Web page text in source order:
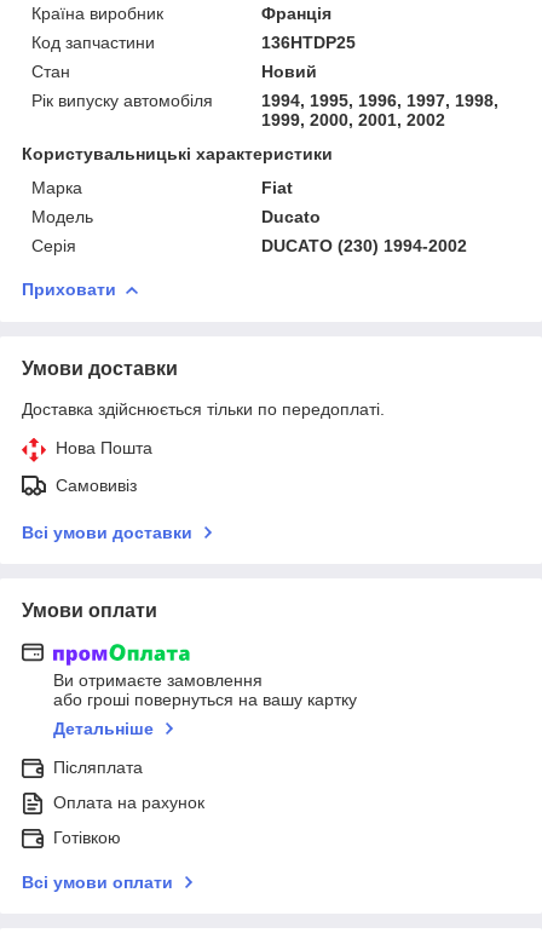
Країна виробник
Франція
Код запчастини
136HTDP25
Стан
Новий
Рік випуску автомобіля
1994, 1995, 1996, 1997, 1998,
1999, 2000, 2001, 2002
Користувальницькі характеристики
Марка
Fiat
Модель
Ducato
Серія
DUCATO (230) 1994-2002
Приховати
Умови доставки
Доставка здійснюється тільки по передоплаті.
Нова Пошта
Самовивіз
Всі умови доставки
Умови оплати
Ви отримаєте замовлення
або гроші повернуться на вашу картку
Детальніше
Післяплата
Оплата на рахунок
Готівкою
Всі умови оплати